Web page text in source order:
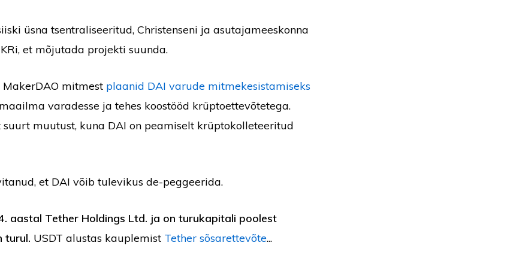
üsna tsentraliseeritud, Christenseni ja asutajameeskonna
et mõjutada projekti suunda.
mitmest plaanid DAI varude mitmekesistamiseks
varadesse ja tehes koostööd krüptoettevõtetega.
suurt muutust, kuna DAI on peamiselt krüptokolleteeritud
et DAI võib tulevikus de-peggeerida.
aastal Tether Holdings Ltd. ja on turukapitali poolest
turul. USDT alustas kauplemist Tether sõsarettevõte...